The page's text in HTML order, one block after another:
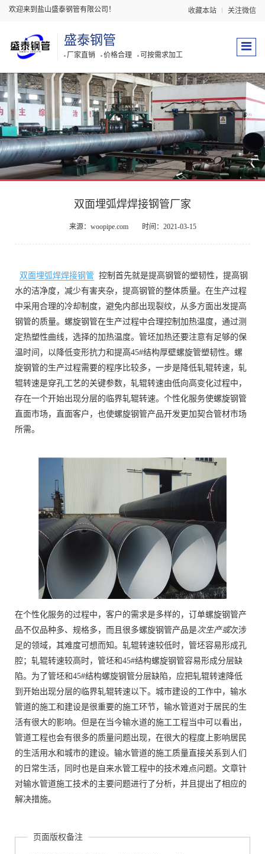
欢迎来到盐山盛泰钢管有限公司！ 收藏本站 关注微信
盛泰钢管
厂家直销 价格合理 可按需求加工
双面埋弧焊焊接钢管厂家
来源：woopipe.com 时间：2021-03-15
双面埋弧焊焊接钢管 控制首先就是提高钢管的塑韧性，提高钢
水的洁净度，减少有害夹杂，提高钢管的整体质量。在生产过程
中采用合理的冷却制度，避免内部出现裂纹，从多方面出发提高
钢管的质量。螺旋钢管在生产过程中合理控制加热温度，通过测
定热塑性曲线，选择的加热温度。管坯加热还要注意有足够的保
温时间，以降低变形抗力和提高45#结构厚壁螺旋管塑韧性。螺
旋钢管的生产过程需要的程序比较多，一步是降低轧辊转速，轧
辊转速是穿孔工艺的关键参数，轧辊转速由低向高变化过程中，
存在一个开始出现分层的临界轧辊转速。个性化服务使螺旋钢管
直面市场，直面客户，也使螺旋钢管产品开发更加契合管材市场
所需。
在个性化服务的过程中，客户的需求是多样的，订单螺旋钢管产
品不仅品种多、规格多，而且很多螺旋钢管产品是次生产或次涉
足的领域，其难度可想而知。轧辊转速较低时，管坯容易形成孔
腔；轧辊转速较高时，管坯和45#结构螺旋钢管容易形成分层缺
陷。为了管坯和45#结构螺旋钢管分层缺陷，应把轧辊转速降低
到开始出现分层的临界轧辊转速以下。城市建设的工作中，输水
管道的施工和建设是很重要的施工环节，输水管道对于居民的生
活有很大的影响。但是在当今输水道的施工工程当中可以看出，
管道工程也会有很多的质量问题出现，在很大的程度上影响居民
的生活用水和城市的建设。输水管道的施工质量直接关系到人们
的日常生活，同时也是自来水管工程中的技术难点问题。文章针
对输水管道施工技术的主要问题进行了分析，并且提出了相应的
解决措施。
页面版权备注